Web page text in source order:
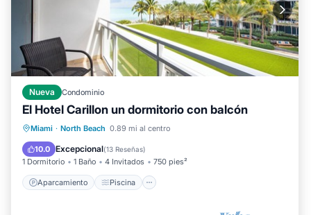
Nueva Condominio
El Hotel Carillon un dormitorio con balcón
Miami · North Beach 0.89 mi al centro
10.0 Excepcional(13 Reseñas)
1 Dormitorio 1 Baño 4 Invitados 750 pies²
Aparcamiento Piscina
Aparcamiento Piscina
Vistas